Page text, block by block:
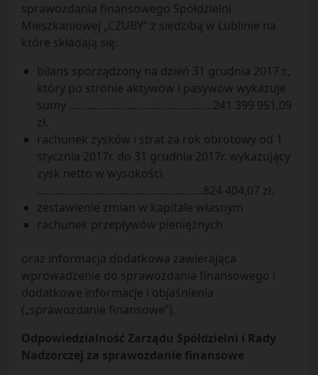
sprawozdania finansowego Spółdzielni
Mieszkaniowej „CZUBY” z siedzibą w Lublinie na
które składają się:
bilans sporządzony na dzień 31 grudnia 2017 r.,
który po stronie aktywów i pasywów wykazuje
sumy ………………………………………..241 399 951,09
zł.
rachunek zysków i strat za rok obrotowy od 1
stycznia 2017r. do 31 grudnia 2017r. wykazujący
zysk netto w wysokości
………………………………………………824 404,07 zł.
zestawienie zmian w kapitale własnym
rachunek przepływów pieniężnych
oraz informacja dodatkowa zawierająca
wprowadzenie do sprawozdania finansowego i
dodatkowe informacje i objaśnienia
(„sprawozdanie finansowe”).
Odpowiedzialność Zarządu Spółdzielni i Rady
Nadzorczej za sprawozdanie finansowe